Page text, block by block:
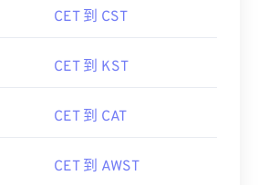
CET 到 CST
CET 到 KST
CET 到 CAT
CET 到 AWST